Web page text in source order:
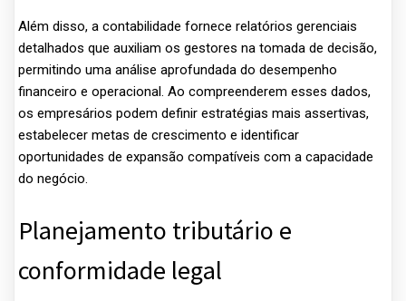
Além disso, a contabilidade fornece relatórios gerenciais
detalhados que auxiliam os gestores na tomada de decisão,
permitindo uma análise aprofundada do desempenho
financeiro e operacional. Ao compreenderem esses dados,
os empresários podem definir estratégias mais assertivas,
estabelecer metas de crescimento e identificar
oportunidades de expansão compatíveis com a capacidade
do negócio.
Planejamento tributário e
conformidade legal